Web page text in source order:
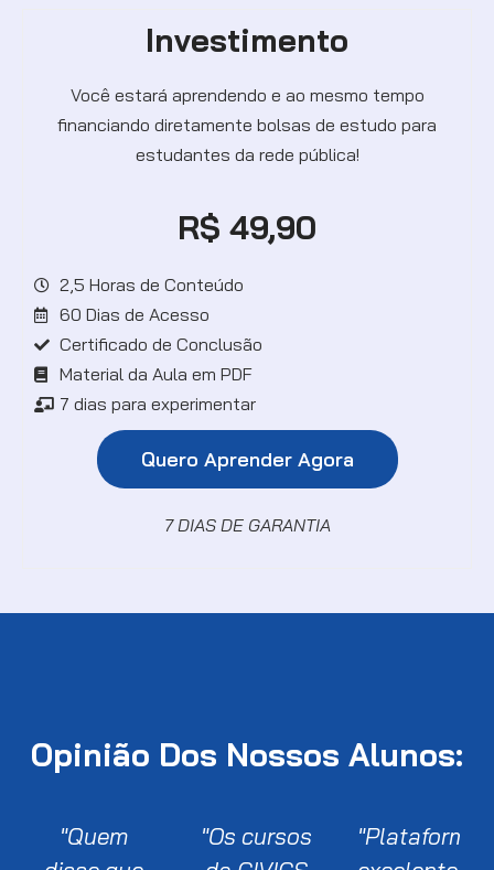
Investimento
Você estará aprendendo e ao mesmo tempo
financiando diretamente bolsas de estudo para
estudantes da rede pública!
R$ 49,90
2,5 Horas de Conteúdo
60 Dias de Acesso
Certificado de Conclusão
Material da Aula em PDF
7 dias para experimentar
Quero Aprender Agora
7 DIAS DE GARANTIA
Opinião Dos Nossos Alunos:
"Quem
"Os cursos
"Plataforma